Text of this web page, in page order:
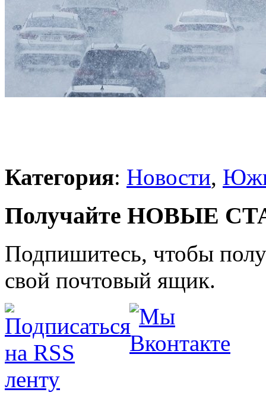
Категория: Новости,
Получайте НОВЫЕ
Подпишитесь, чтобы
свой почтовый ящик.